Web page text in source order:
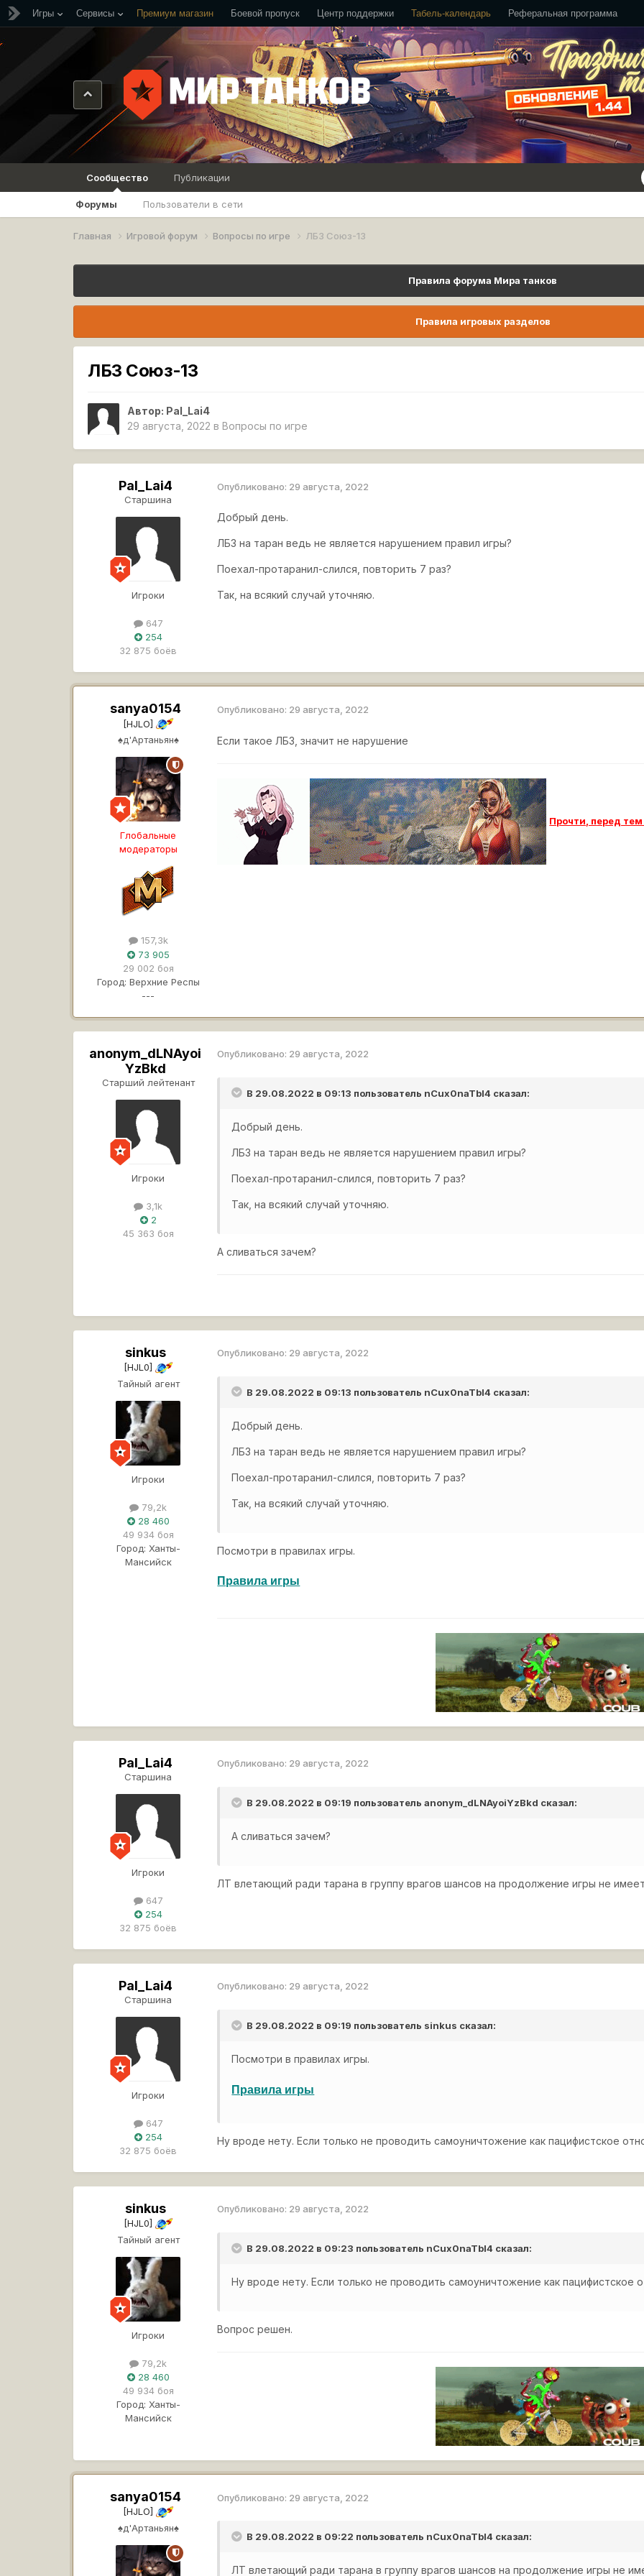
Игры Сервисы Премиум магазин Боевой пропуск Центр поддержки Табель-календарь Реферальная программа
Сообщество
Форумы Пользователи в сети
Публикации
Главная Игровой форум Вопросы по игре ЛБЗ Союз-13
Правила форума Мира танков
Правила игровых разделов
ЛБЗ Союз-13
Автор: Pal_Lai4
29 августа, 2022 в Вопросы по игре
Pal_Lai4
Старшина
Игроки
647
254
32 875 боёв
Опубликовано: 29 августа, 2022
Добрый день.
ЛБЗ на таран ведь не является нарушением правил игры?
Поехал-протаранил-слился, повторить 7 раз?
Так, на всякий случай уточняю.
sanya0154
[HJLO]
♠д'Артаньян♠
Глобальные
модераторы
157,3k
73 905
29 002 боя
Город: Верхние Респы
---
Опубликовано: 29 августа, 2022
Если такое ЛБЗ, значит не нарушение
Прочти, перед тем
anonym_dLNAyoi
YzBkd
Старший лейтенант
Игроки
3,1k
2
45 363 боя
Опубликовано: 29 августа, 2022
В 29.08.2022 в 09:13 пользователь nCux0naTbI4 сказал:
Добрый день.
ЛБЗ на таран ведь не является нарушением правил игры?
Поехал-протаранил-слился, повторить 7 раз?
Так, на всякий случай уточняю.
А сливаться зачем?
sinkus
[HJL0]
Тайный агент
Игроки
79,2k
28 460
49 934 боя
Город: Ханты-
Мансийск
Опубликовано: 29 августа, 2022
В 29.08.2022 в 09:13 пользователь nCux0naTbI4 сказал:
Добрый день.
ЛБЗ на таран ведь не является нарушением правил игры?
Поехал-протаранил-слился, повторить 7 раз?
Так, на всякий случай уточняю.
Посмотри в правилах игры.
Правила игры
Pal_Lai4
Старшина
Игроки
647
254
32 875 боёв
Опубликовано: 29 августа, 2022
В 29.08.2022 в 09:19 пользовательanonym_dLNAyoiYzBkd сказал:
А сливаться зачем?
ЛТ влетающий ради тарана в группу врагов шансов на продолжение игры не
Pal_Lai4
Старшина
Игроки
647
254
32 875 боёв
Опубликовано: 29 августа, 2022
В 29.08.2022 в 09:19 пользователь sinkus сказал:
Посмотри в правилах игры.
Правила игры
Ну вроде нету. Если только не проводить самоуничтожение как пацифистское
sinkus
[HJL0]
Тайный агент
Игроки
79,2k
28 460
49 934 боя
Город: Ханты-
Мансийск
Опубликовано: 29 августа, 2022
В 29.08.2022 в 09:23 пользователь nCux0naTbI4 сказал:
Ну вроде нету. Если только не проводить самоуничтожение как пацифистское
Вопрос решен.
sanya0154
[HJLO]
♠д'Артаньян♠
Опубликовано: 29 августа, 2022
В 29.08.2022 в 09:22 пользователь nCux0naTbI4 сказал:
ЛТ влетающий ради тарана в группу врагов шансов на продолжение игры не